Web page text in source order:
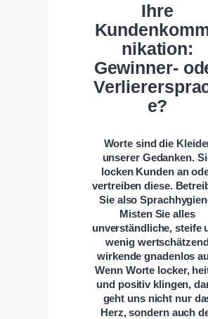
Ihre
nikation:
Gewinner-
e?
Worte sind die
unserer Gedanken.
locken Kunden an
vertreiben diese.
Sie also
Misten Sie alles
unverständliche, steife
wenig wertschätzend
wirkende gnadenlos
Wenn Worte locker,
und positiv klingen,
geht uns nicht nur
Herz, sondern auch